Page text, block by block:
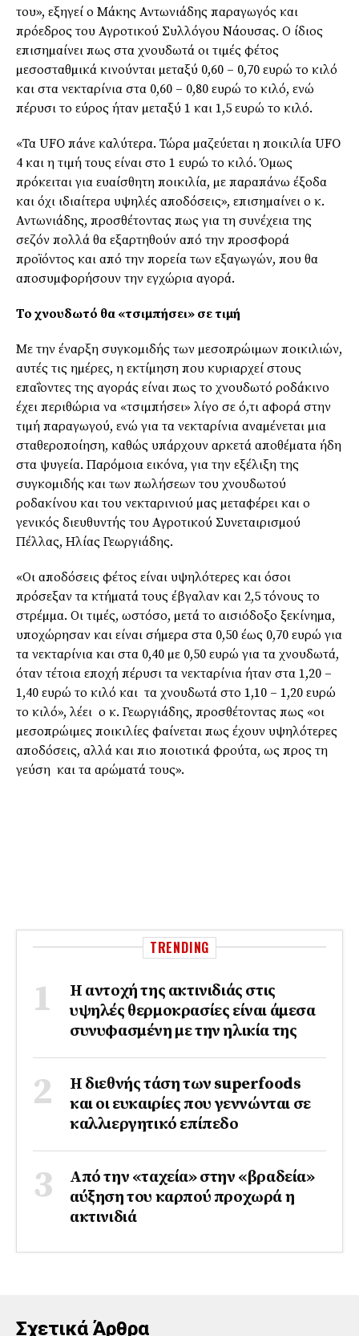
του», εξηγεί ο Μάκης Αντωνιάδης παραγωγός και
πρόεδρος του Αγροτικού Συλλόγου Νάουσας. Ο ίδιος
επισηµαίνει πως στα χνουδωτά οι τιµές φέτος
µεσοσταθµικά κινούνται µεταξύ 0,60 – 0,70 ευρώ το κιλό
και στα νεκταρίνια στα 0,60 – 0,80 ευρώ το κιλό, ενώ
πέρυσι το εύρος ήταν µεταξύ 1 και 1,5 ευρώ το κιλό.
«Τα UFO πάνε καλύτερα. Τώρα µαζεύεται η ποικιλία UFO
4 και η τιµή τους είναι στο 1 ευρώ το κιλό. Όµως
πρόκειται για ευαίσθητη ποικιλία, µε παραπάνω έξοδα
και όχι ιδιαίτερα υψηλές αποδόσεις», επισηµαίνει ο κ.
Αντωνιάδης, προσθέτοντας πως για τη συνέχεια της
σεζόν πολλά θα εξαρτηθούν από την προσφορά
προϊόντος και από την πορεία των εξαγωγών, που θα
αποσυµφορήσουν την εγχώρια αγορά.
Το χνουδωτό θα «τσιμπήσει» σε τιμή
Με την έναρξη συγκοµιδής των µεσοπρώιµων ποικιλιών,
αυτές τις ηµέρες, η εκτίµηση που κυριαρχεί στους
επαΐοντες της αγοράς είναι πως το χνουδωτό ροδάκινο
έχει περιθώρια να «τσιµπήσει» λίγο σε ό,τι αφορά στην
τιµή παραγωγού, ενώ για τα νεκταρίνια αναµένεται µια
σταθεροποίηση, καθώς υπάρχουν αρκετά αποθέµατα ήδη
στα ψυγεία. Παρόµοια εικόνα, για την εξέλιξη της
συγκοµιδής και των πωλήσεων του χνουδωτού
ροδακίνου και του νεκταρινιού µας µεταφέρει και ο
γενικός διευθυντής του Αγροτικού Συνεταιρισµού
Πέλλας, Ηλίας Γεωργιάδης.
«Οι αποδόσεις φέτος είναι υψηλότερες και όσοι
πρόσεξαν τα κτήµατά τους έβγαλαν και 2,5 τόνους το
στρέµµα. Οι τιµές, ωστόσο, µετά το αισιόδοξο ξεκίνηµα,
υποχώρησαν και είναι σήµερα στα 0,50 έως 0,70 ευρώ για
τα νεκταρίνια και στα 0,40 µε 0,50 ευρώ για τα χνουδωτά,
όταν τέτοια εποχή πέρυσι τα νεκταρίνια ήταν στα 1,20 –
1,40 ευρώ το κιλό και τα χνουδωτά στο 1,10 – 1,20 ευρώ
το κιλό», λέει ο κ. Γεωργιάδης, προσθέτοντας πως «οι
µεσοπρώιµες ποικιλίες φαίνεται πως έχουν υψηλότερες
αποδόσεις, αλλά και πιο ποιοτικά φρούτα, ως προς τη
γεύση και τα αρώµατά τους».
TRENDING
Η αντοχή της ακτινιδιάς στις
υψηλές θερμοκρασίες είναι άμεσα
συνυφασμένη με την ηλικία της
Η διεθνής τάση των superfoods
και οι ευκαιρίες που γεννώνται σε
καλλιεργητικό επίπεδο
Από την «ταχεία» στην «βραδεία»
αύξηση του καρπού προχωρά η
ακτινιδιά
Σχετικά Άρθρα